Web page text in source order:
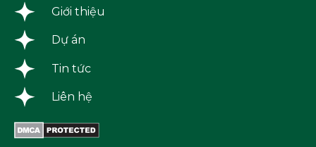
Giới thiệu
Dự án
Tin tức
Liên hệ